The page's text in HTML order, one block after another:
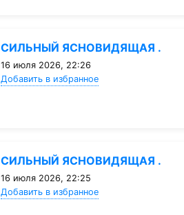
СИЛЬНЫЙ ЯСНОВИДЯЩАЯ .
16 июля 2026, 22:26
Добавить в избранное
СИЛЬНЫЙ ЯСНОВИДЯЩАЯ .
16 июля 2026, 22:25
Добавить в избранное